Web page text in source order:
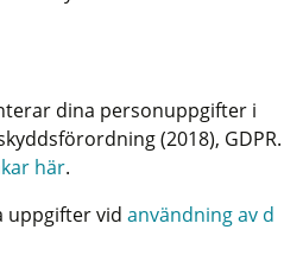
dina personuppgifter i
(2018), GDPR.
här.
uppgifter vid användning av d